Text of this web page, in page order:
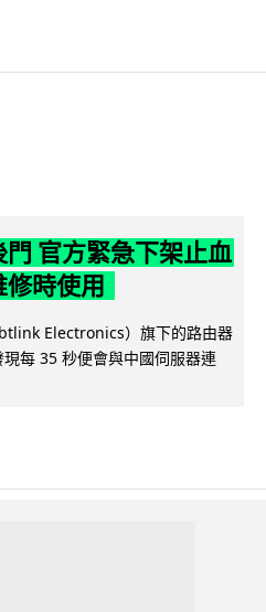
官方緊急下架止血
時使用
Electronics）旗下的路由器
每 35 秒便會與中國伺服器連